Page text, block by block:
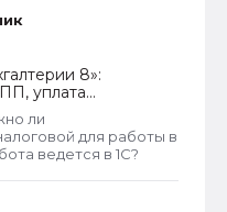
их все же
что как то не
оценивания
8»:
уплата
получение QR-
ли
для работы в
ведется в 1С?